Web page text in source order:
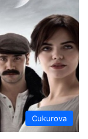
Cukurova